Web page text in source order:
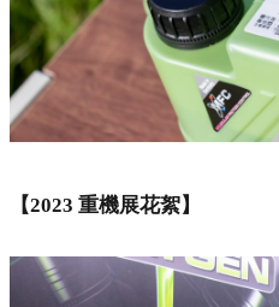
【2023 重機展花絮】